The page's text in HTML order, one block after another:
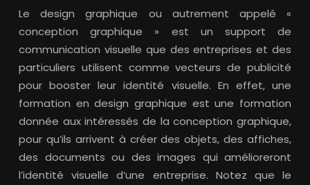
Le design graphique ou autrement appelé «
conception graphique » est un support de
communication visuelle que des entreprises et des
particuliers utilisent comme vecteurs de publicité
pour booster leur identité visuelle. En effet, une
formation en design graphique est une formation
donnée aux intéressés de la conception graphique,
pour qu’ils arrivent à créer des objets, des affiches,
des documents ou des images qui amélioreront
l’identité visuelle d’une entreprise. Notez que le